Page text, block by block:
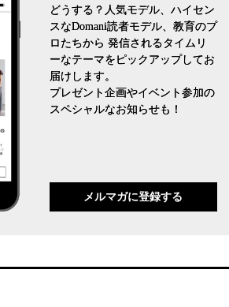
どうする？人気モデル、ハイセン
スなDomani読者モデル、教育のプ
ロたちから 発信されるタイムリ
ーなテーマをピックアップしてお
届けします。
プレゼント企画やイベント参加の
スペシャルなお知らせも！
メルマガに登録する